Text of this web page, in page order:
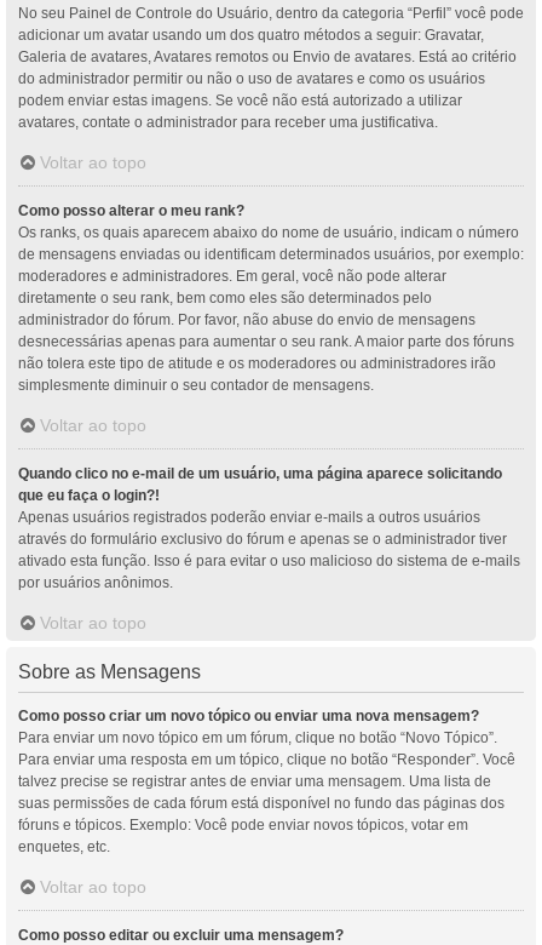
No seu Painel de Controle do Usuário, dentro da categoria “Perfil” você pode
adicionar um avatar usando um dos quatro métodos a seguir: Gravatar,
Galeria de avatares, Avatares remotos ou Envio de avatares. Está ao critério
do administrador permitir ou não o uso de avatares e como os usuários
podem enviar estas imagens. Se você não está autorizado a utilizar
avatares, contate o administrador para receber uma justificativa.
Voltar ao topo
Como posso alterar o meu rank?
Os ranks, os quais aparecem abaixo do nome de usuário, indicam o número
de mensagens enviadas ou identificam determinados usuários, por exemplo:
moderadores e administradores. Em geral, você não pode alterar
diretamente o seu rank, bem como eles são determinados pelo
administrador do fórum. Por favor, não abuse do envio de mensagens
desnecessárias apenas para aumentar o seu rank. A maior parte dos fóruns
não tolera este tipo de atitude e os moderadores ou administradores irão
simplesmente diminuir o seu contador de mensagens.
Voltar ao topo
Quando clico no e-mail de um usuário, uma página aparece solicitando
que eu faça o login?!
Apenas usuários registrados poderão enviar e-mails a outros usuários
através do formulário exclusivo do fórum e apenas se o administrador tiver
ativado esta função. Isso é para evitar o uso malicioso do sistema de e-mails
por usuários anônimos.
Voltar ao topo
Sobre as Mensagens
Como posso criar um novo tópico ou enviar uma nova mensagem?
Para enviar um novo tópico em um fórum, clique no botão “Novo Tópico”.
Para enviar uma resposta em um tópico, clique no botão “Responder”. Você
talvez precise se registrar antes de enviar uma mensagem. Uma lista de
suas permissões de cada fórum está disponível no fundo das páginas dos
fóruns e tópicos. Exemplo: Você pode enviar novos tópicos, votar em
enquetes, etc.
Voltar ao topo
Como posso editar ou excluir uma mensagem?